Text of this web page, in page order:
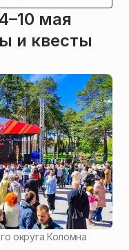
мая
и квесты
округа Коломна